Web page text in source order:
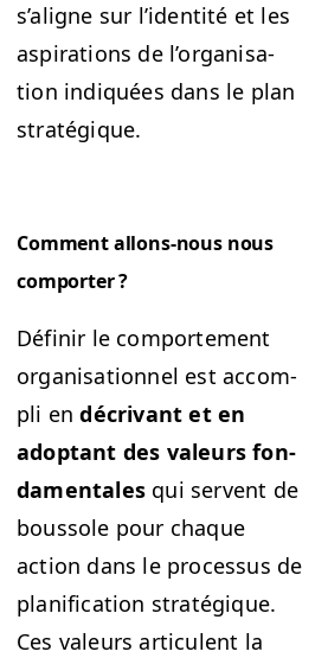
s’aligne sur l’i­den­tité et les
aspi­ra­tions de l’or­gan­i­sa­
tion indiquées dans le plan
stratégique.
Com­ment allons-nous nous
comporter ?
Définir le com­porte­ment
organ­i­sa­tion­nel est accom­
pli endécrivant et en
adop­tant des valeurs fon­
da­men­tales qui ser­vent de
bous­sole pour chaque
action dans le proces­sus de
plan­i­fi­ca­tion stratégique.
Ces valeurs artic­u­lent la